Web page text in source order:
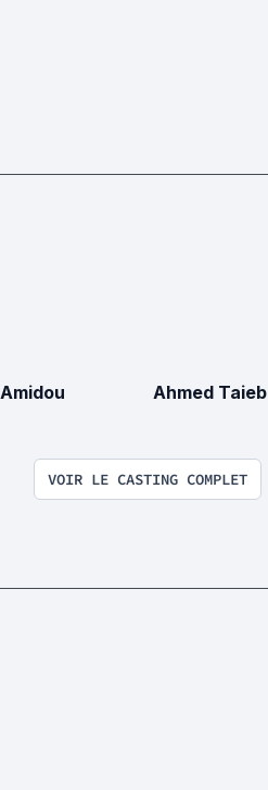
Amidou Ahmed Taieb
VOIR LE CASTING COMPLET